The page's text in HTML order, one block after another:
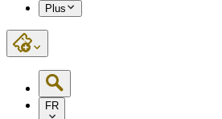
Plus
FR